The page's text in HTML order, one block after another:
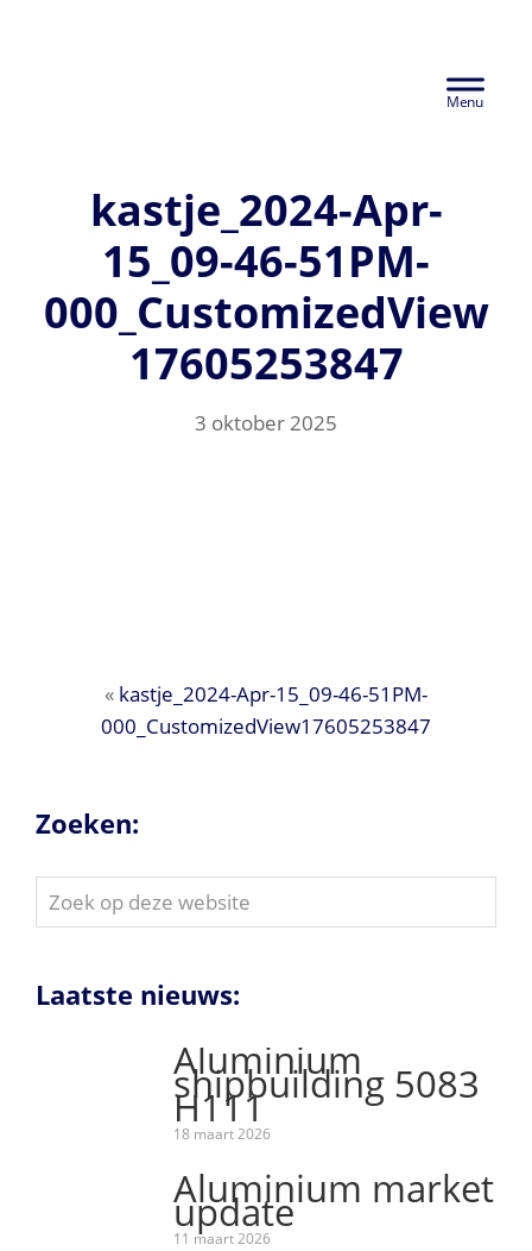
Header
kastje_2024-Apr-
15_09-46-51PM-
000_CustomizedView
17605253847
3 oktober 2025
« kastje_2024-Apr-15_09-46-51PM-
000_CustomizedView17605253847
Zoeken:
Zoek
op
website
Laatste nieuws:
Aluminium
shipbuilding 5083
H111
18 maart 2026
Aluminium market
update
11 maart 2026